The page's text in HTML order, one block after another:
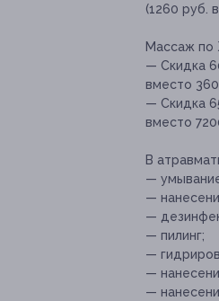
(1260 руб.
Массаж по
— Скидка
вместо
— Скидка
вместо
В
—
—
—
— пилинг;
—
—
—